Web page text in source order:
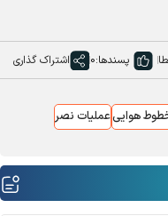
پسندها:0 اشتراک گذاری
هواییعملیات نصر